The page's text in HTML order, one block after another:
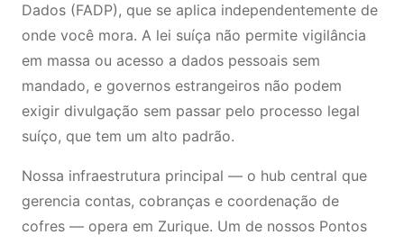
Dados (FADP), que se aplica independentemente de
onde você mora. A lei suíça não permite vigilância
em massa ou acesso a dados pessoais sem
mandado, e governos estrangeiros não podem
exigir divulgação sem passar pelo processo legal
suíço, que tem um alto padrão.
Nossa infraestrutura principal — o hub central que
gerencia contas, cobranças e coordenação de
cofres — opera em Zurique. Um de nossos Pontos